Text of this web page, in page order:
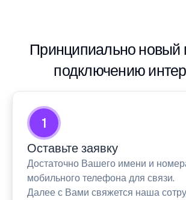
Принципиально новый
подключению
1
Оставьте заявку
Достаточно Вашего имени и
мобильного телефона для связи.
Далее с Вами свяжется наша